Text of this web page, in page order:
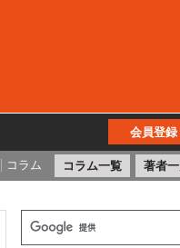
会員登録
コラム コラム一覧 著者